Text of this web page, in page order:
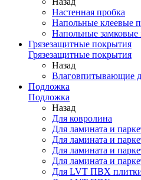
Настенная пробка
Напольные клеевые
Напольные замковые
Грязезащитные покрытия
Грязезащитные покрытия
Назад
Влаговпитывающие
Подложка
Подложка
Назад
Для ковролина
Для ламината и
Для ламината и
Для ламината и
Для ламината и
Для LVT ПВХ